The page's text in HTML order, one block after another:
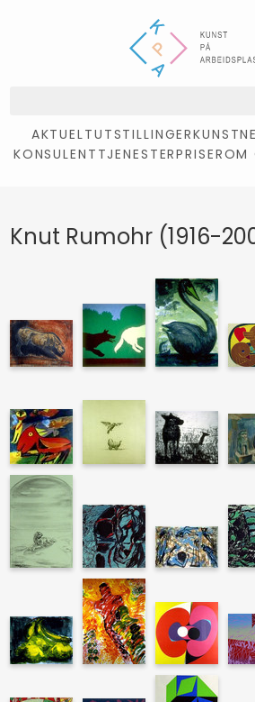
AKTUELTUTSTILLINGER
KONSULENTTJENESTERPRISEROM
Knut Rumohr (1916-